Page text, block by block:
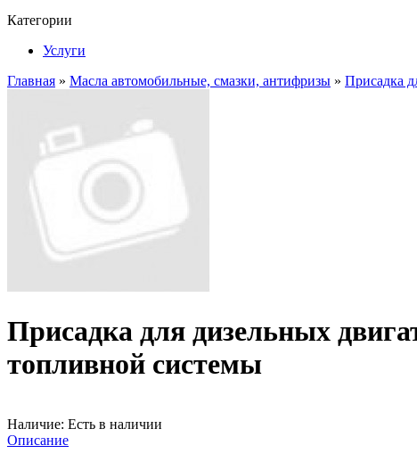
Категории
Услуги
Главная » Масла автомобильные, смазки, антифризы » Присадка
Присадка для дизельных
топливной системы
Наличие: Есть в наличии
Описание